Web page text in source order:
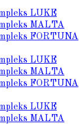
LUKE
MALTA
FORTUNA
LUKE
MALTA
FORTUNA
LUKE
MALTA